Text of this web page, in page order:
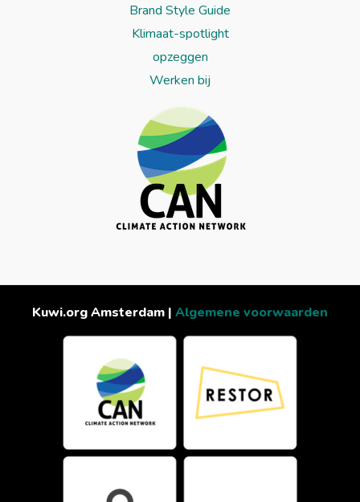
Brand Style Guide
Klimaat-spotlight
opzeggen
Werken bij
Kuwi.org Amsterdam | Algemene voorwaarden